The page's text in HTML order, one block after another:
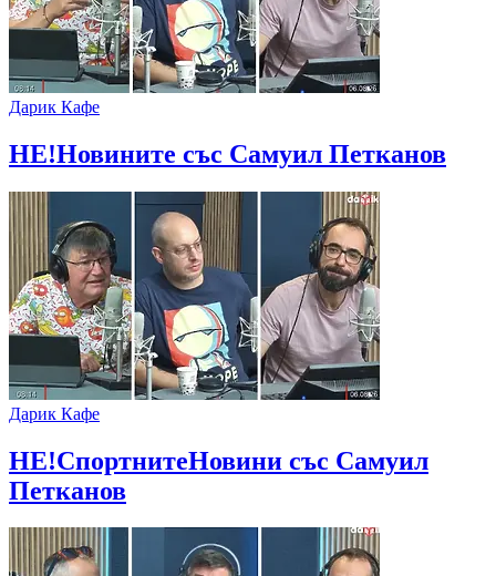
Дарик Кафе
НЕ!Новините със Самуил Петканов
Дарик Кафе
НЕ!СпортнитеНовини със Самуил
Петканов